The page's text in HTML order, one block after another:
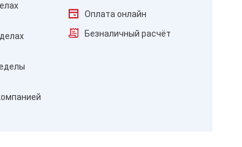
Оплата онлайн
Безналичный расчёт